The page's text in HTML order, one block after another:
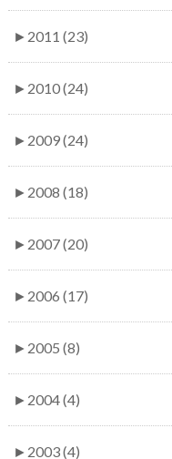
► 2011 (23)
► 2010 (24)
► 2009 (24)
► 2008 (18)
► 2007 (20)
► 2006 (17)
► 2005 (8)
► 2004 (4)
► 2003 (4)